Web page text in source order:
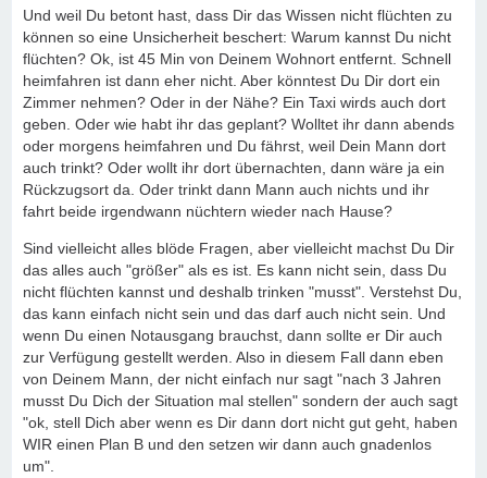
Und weil Du betont hast, dass Dir das Wissen nicht flüchten zu
können so eine Unsicherheit beschert: Warum kannst Du nicht
flüchten? Ok, ist 45 Min von Deinem Wohnort entfernt. Schnell
heimfahren ist dann eher nicht. Aber könntest Du Dir dort ein
Zimmer nehmen? Oder in der Nähe? Ein Taxi wirds auch dort
geben. Oder wie habt ihr das geplant? Wolltet ihr dann abends
oder morgens heimfahren und Du fährst, weil Dein Mann dort
auch trinkt? Oder wollt ihr dort übernachten, dann wäre ja ein
Rückzugsort da. Oder trinkt dann Mann auch nichts und ihr
fahrt beide irgendwann nüchtern wieder nach Hause?
Sind vielleicht alles blöde Fragen, aber vielleicht machst Du Dir
das alles auch "größer" als es ist. Es kann nicht sein, dass Du
nicht flüchten kannst und deshalb trinken "musst". Verstehst Du,
das kann einfach nicht sein und das darf auch nicht sein. Und
wenn Du einen Notausgang brauchst, dann sollte er Dir auch
zur Verfügung gestellt werden. Also in diesem Fall dann eben
von Deinem Mann, der nicht einfach nur sagt "nach 3 Jahren
musst Du Dich der Situation mal stellen" sondern der auch sagt
"ok, stell Dich aber wenn es Dir dann dort nicht gut geht, haben
WIR einen Plan B und den setzen wir dann auch gnadenlos
um".